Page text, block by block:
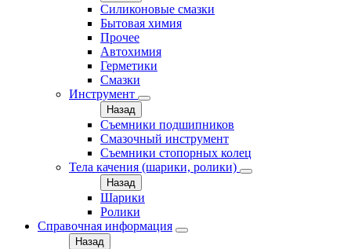
Силиконовые смазки
Бытовая химия
Прочее
Автохимия
Герметики
Смазки
Инструмент
Назад
Съемники подшипников
Смазочный инструмент
Съемники стопорных колец
Тела качения (шарики, ролики)
Назад
Шарики
Ролики
Справочная информация
Назад